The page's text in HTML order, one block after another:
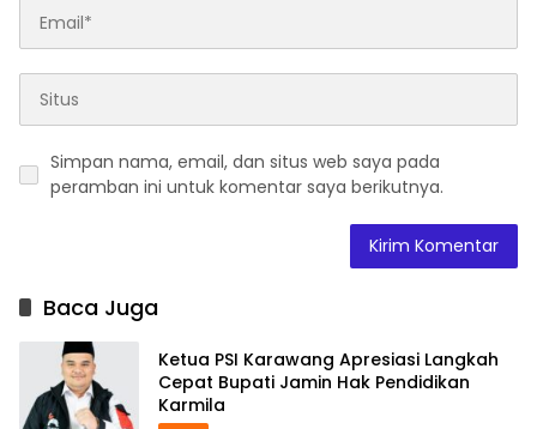
Simpan nama, email, dan situs web saya pada
peramban ini untuk komentar saya berikutnya.
Baca Juga
Ketua PSI Karawang Apresiasi Langkah
Cepat Bupati Jamin Hak Pendidikan
Karmila